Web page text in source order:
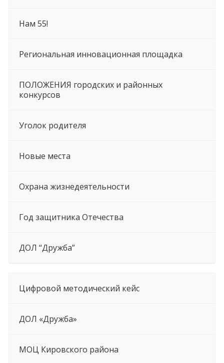
Нам 55!
Региональная инновационная площадка
ПОЛОЖЕНИЯ городских и районных
конкурсов
Уголок родителя
Новые места
Охрана жизнедеятельности
Год защитника Отечества
ДОЛ “Дружба”
Цифровой методический кейс
ДОЛ «Дружба»
МОЦ Кировского района